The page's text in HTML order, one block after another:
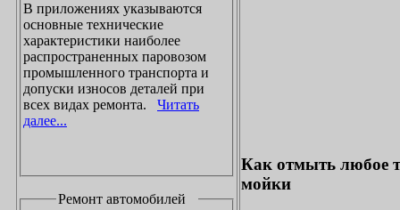
В приложениях указываются
основные технические
характеристики наиболее
распространенных паровозом
промышленного транспорта и
допуски износов деталей при
всех видах ремонта. Читать
далее...
Ремонт автомобилей
Как отмыть любое
мойки